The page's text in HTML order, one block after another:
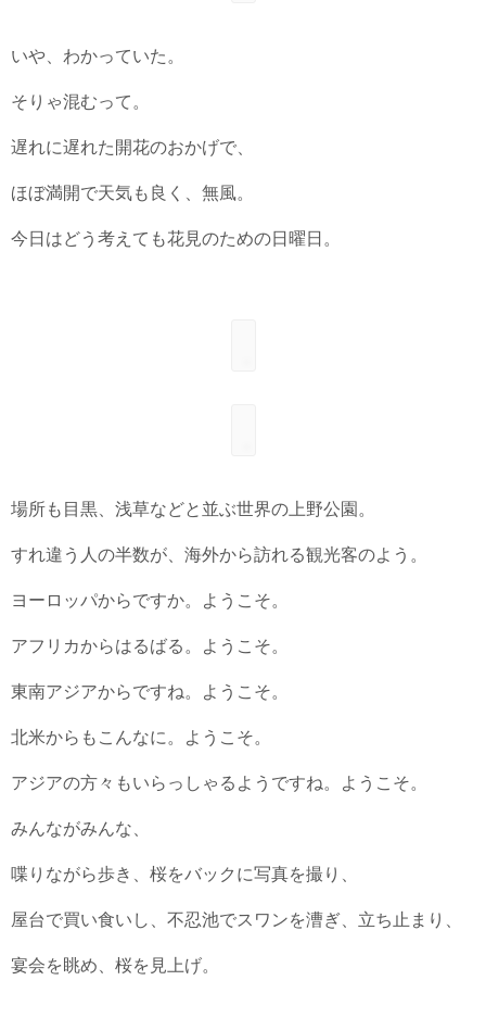
いや、わかっていた。
そりゃ混むって。
遅れに遅れた開花のおかげで、
ほぼ満開で天気も良く、無風。
今日はどう考えても花見のための日曜日。
場所も目黒、浅草などと並ぶ世界の上野公園。
すれ違う人の半数が、海外から訪れる観光客のよう。
ヨーロッパからですか。ようこそ。
アフリカからはるばる。ようこそ。
東南アジアからですね。ようこそ。
北米からもこんなに。ようこそ。
アジアの方々もいらっしゃるようですね。ようこそ。
みんながみんな、
喋りながら歩き、桜をバックに写真を撮り、
屋台で買い食いし、不忍池でスワンを漕ぎ、立ち止まり、
宴会を眺め、桜を見上げ。